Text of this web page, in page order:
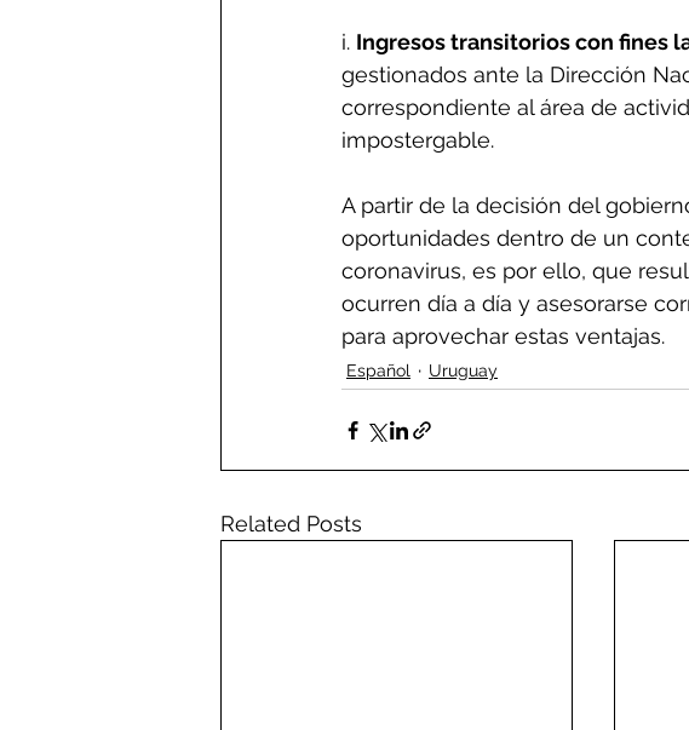
i. Ingresos transitorios con fines
gestionados ante la Dirección
correspondiente al área de
impostergable.
A partir de la decisión del
oportunidades dentro de un
coronavirus, es por ello, que
ocurren día a día y asesorarse
para aprovechar estas ventajas.
Español Uruguay
Related Posts